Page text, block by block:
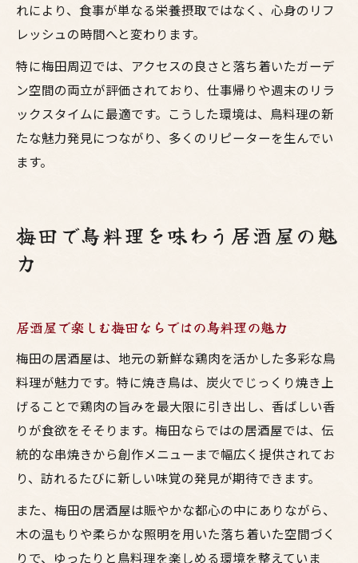
れにより、食事が単なる栄養摂取ではなく、心身のリフ
レッシュの時間へと変わります。
特に梅田周辺では、アクセスの良さと落ち着いたガーデ
ン空間の両立が評価されており、仕事帰りや週末のリラ
ックスタイムに最適です。こうした環境は、鳥料理の新
たな魅力発見につながり、多くのリピーターを生んでい
ます。
梅田で鳥料理を味わう居酒屋の魅
力
居酒屋で楽しむ梅田ならではの鳥料理の魅力
梅田の居酒屋は、地元の新鮮な鶏肉を活かした多彩な鳥
料理が魅力です。特に焼き鳥は、炭火でじっくり焼き上
げることで鶏肉の旨みを最大限に引き出し、香ばしい香
りが食欲をそそります。梅田ならではの居酒屋では、伝
統的な串焼きから創作メニューまで幅広く提供されてお
り、訪れるたびに新しい味覚の発見が期待できます。
また、梅田の居酒屋は賑やかな都心の中にありながら、
木の温もりや柔らかな照明を用いた落ち着いた空間づく
りで、ゆったりと鳥料理を楽しめる環境を整えていま